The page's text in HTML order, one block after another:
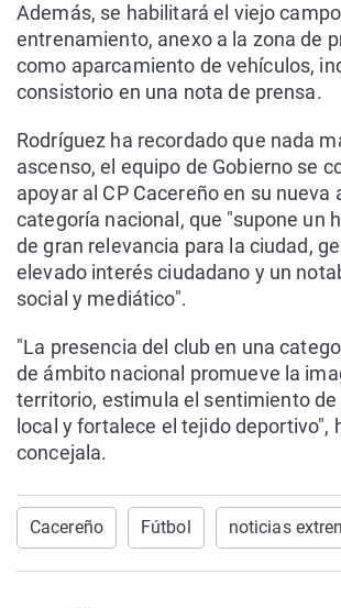
Además, se habilitará el viejo
entrenamiento, anexo a la zona de
como aparcamiento de vehículos,
consistorio en una nota de prensa.
Rodríguez ha recordado que nada
ascenso, el equipo de Gobierno se
apoyar al CP Cacereño en su nueva
categoría nacional, que "supone un
de gran relevancia para la ciudad,
elevado interés ciudadano y un
social y mediático".
"La presencia del club en una
de ámbito nacional promueve la
territorio, estimula el sentimiento
local y fortalece el tejido deportivo",
concejala.
Cacereño Fútbol noticias